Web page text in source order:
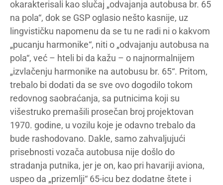
okarakterisali kao slučaj „odvajanja autobusa br. 65
na pola“, dok se GSP oglasio nešto kasnije, uz
lingvističku napomenu da se tu ne radi ni o kakvom
„pucanju harmonike“, niti o „odvajanju autobusa na
pola“, već – hteli bi da kažu – o najnormalnijem
„izvlačenju harmonike na autobusu br. 65“. Pritom,
trebalo bi dodati da se sve ovo dogodilo tokom
redovnog saobraćanja, sa putnicima koji su
višestruko premašili prosečan broj projektovan
1970. godine, u vozilu koje je odavno trebalo da
bude rashodovano. Dakle, samo zahvaljujući
prisebnosti vozača autobusa nije došlo do
stradanja putnika, jer je on, kao pri havariji aviona,
uspeo da „prizemlji“ 65-icu bez dodatne štete i